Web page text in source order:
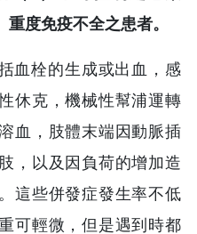
重度免疫不全之患者。
血栓的生成或出血，感
休克，機械性幫浦運轉
血，肢體末端因動脈插
，以及因負荷的增加造
這些併發症發生率不低
可輕微，但是遇到時都